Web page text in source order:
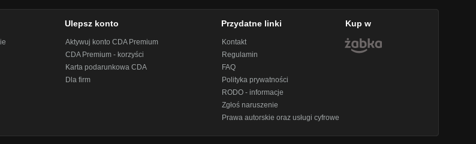
Ulepsz konto
Aktywuj konto CDA Premium
CDA Premium - korzyści
Karta podarunkowa CDA
Dla firm
Przydatne linki
Kontakt
Regulamin
FAQ
Polityka prywatności
RODO - informacje
Zgłoś naruszenie
Prawa autorskie oraz usługi cyfrowe
Kup w